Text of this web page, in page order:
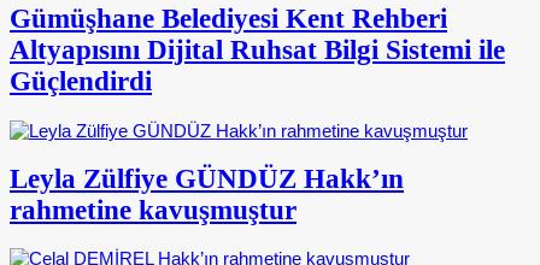
Gümüşhane Belediyesi Kent Rehberi
Altyapısını Dijital Ruhsat Bilgi Sistemi ile
Güçlendirdi
Leyla Zülfiye GÜNDÜZ Hakk’ın
rahmetine kavuşmuştur